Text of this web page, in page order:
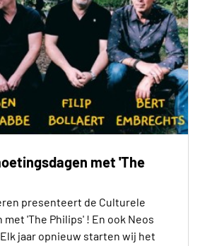
met 'The
presenteert de Culturele
'The Philips' ! En ook Neos
jaar opnieuw starten wij het